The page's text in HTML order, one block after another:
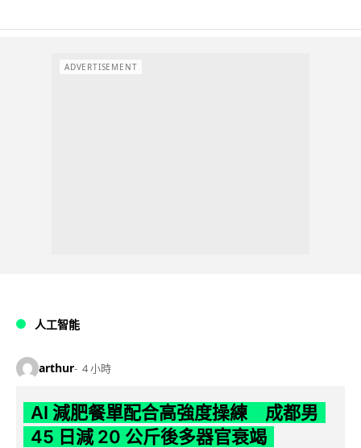
ADVERTISEMENT
人工智能
arthur 4 小時
AI 減肥餐單配合高強度操練 成都男
45 日減 20 公斤後多器官衰竭